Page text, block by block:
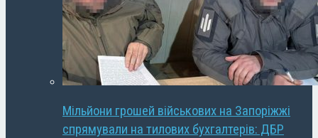
Мільйони грошей військових на Запоріжжі
спрямували на тилових бухгалтерів: ДБР